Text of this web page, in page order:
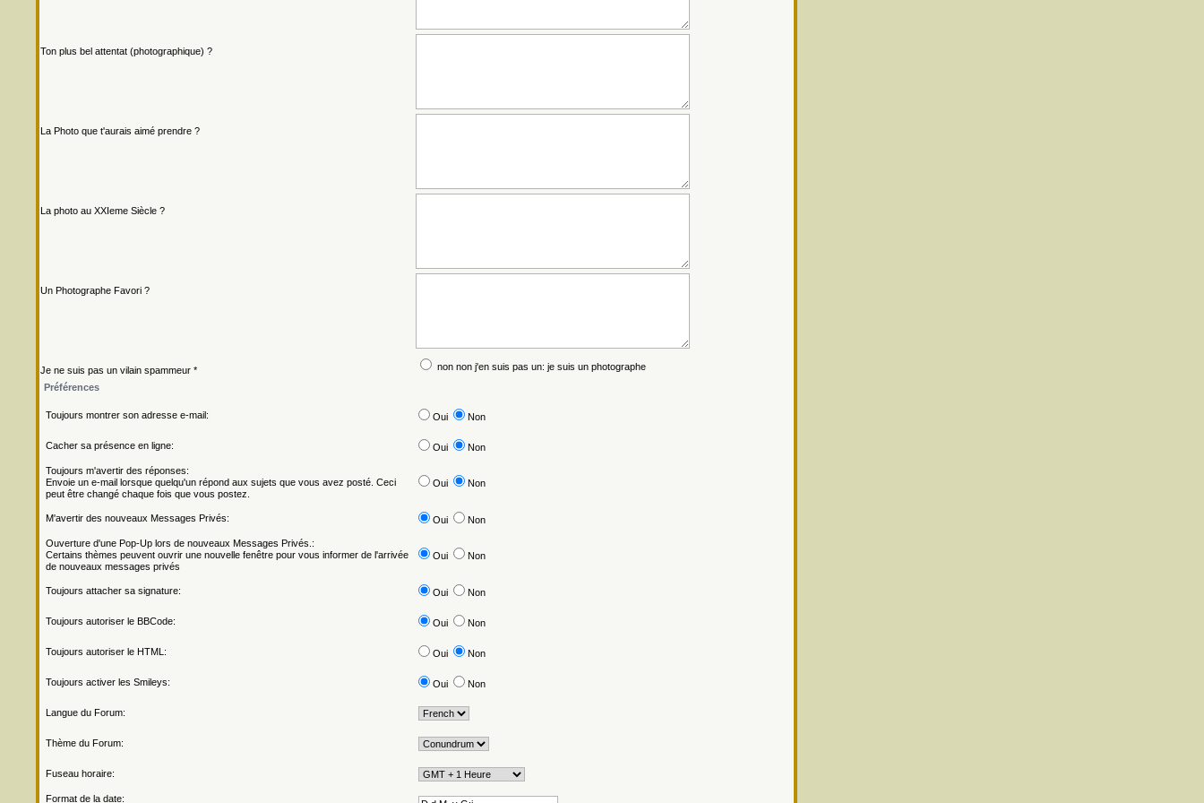
Ton plus bel attentat (photographique) ?
La Photo que t'aurais aimé prendre ?
La photo au XXIeme Siècle ?
Un Photographe Favori ?
Je ne suis pas un vilain spammeur *
non non j'en suis pas un: je suis un photographe
Préférences
Toujours montrer son adresse e-mail: Oui Non
Cacher sa présence en ligne: Oui Non
Toujours m'avertir des réponses:
Envoie un e-mail lorsque quelqu'un répond aux sujets que vous avez posté. Ceci
peut être changé chaque fois que vous postez.
Oui Non
M'avertir des nouveaux Messages Privés: Oui Non
Ouverture d'une Pop-Up lors de nouveaux Messages Privés.:
Certains thèmes peuvent ouvrir une nouvelle fenêtre pour vous informer de l'arrivée
de nouveaux messages privés
Oui Non
Toujours attacher sa signature: Oui Non
Toujours autoriser le BBCode: Oui Non
Toujours autoriser le HTML: Oui Non
Toujours activer les Smileys: Oui Non
Langue du Forum:
Thème du Forum:
Fuseau horaire:
Format de la date: